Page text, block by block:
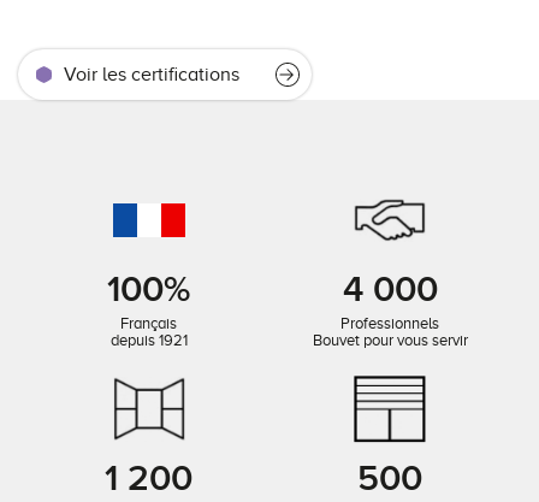
Voir les certifications
100%
Français
depuis 1921
4 000
Professionnels
Bouvet pour vous servir
1 200 500